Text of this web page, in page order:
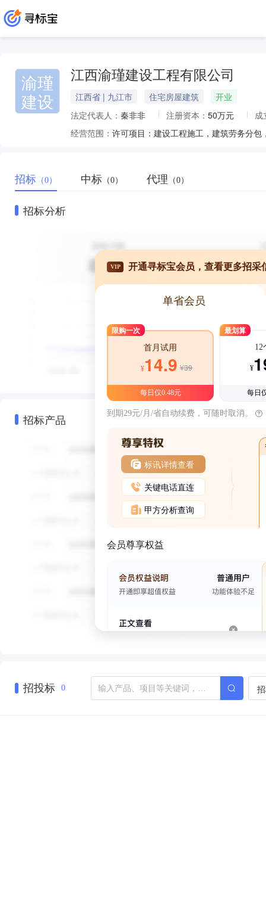
渝瑾
建设
江西渝瑾建设工程有限公司
江西省 | 九江市 住宅房屋建筑
开业
法定代表人： 秦非非 注册资本： 50万元
成
经营范围：
招标 （0） 中标 （0） 代理 （0）
招标分析
招标产品
VIP 开通寻标宝会员，查看更多招采
单省会员
限购一次
首月试用
¥14.9 ¥39
每日仅0.48元
最划算
12
¥
每日
到期29元/月/省自动续费，可随时取消。
标讯详情查看
关键电话直连
甲方分析查询
会员尊享权益
招投标 0